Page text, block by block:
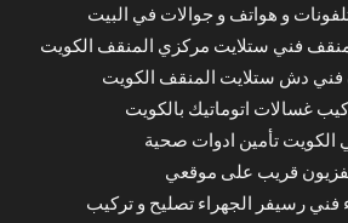
و هواتف و جوالات في البيت
فني ستلايت مركزي المنقف الكويت
دش ستلايت المنقف الكويت
غسالات اتوماتيك بالكويت
تأمين ادوات صحية
قريب على موقعي
فني رسيفر الجهراء تصليح و تركيب